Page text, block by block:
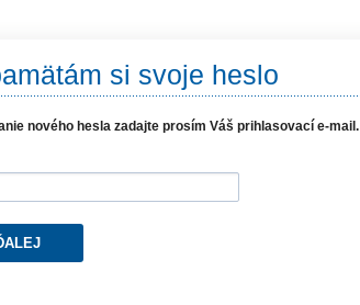
si svoje heslo
nového hesla zadajte prosím Váš prihlasovací e-mail.